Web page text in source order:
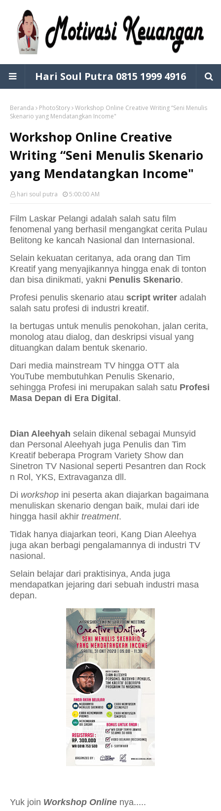
Hari Soul Putra 0815 1999 4916
Beranda PhotoStory Workshop Online Creative Writing “Seni Menulis
Skenario yang Mendatangkan Income"
Workshop Online Creative
Writing “Seni Menulis Skenario
yang Mendatangkan Income"
hari soul putra 5:00:00 AM
Film Laskar Pelangi adalah salah satu film
fenomenal yang berhasil mengangkat cerita Pulau
Belitong ke kancah Nasional dan Internasional.
Selain kekuatan ceritanya, ada orang dan Tim
Kreatif yang menyajikannya hingga enak di tonton
dan bisa dinikmati, yakni Penulis Skenario.
Profesi penulis skenario atau script writer adalah
salah satu profesi di industri kreatif.
Ia bertugas untuk menulis penokohan, jalan cerita,
monolog atau dialog, dan deskripsi visual yang
dituangkan dalam bentuk skenario.
Dari media mainstream TV hingga OTT ala
YouTube membutuhkan Penulis Skenario,
sehingga Profesi ini merupakan salah satu Profesi
Masa Depan di Era Digital .
Dian Aleehyah selain dikenal sebagai Munsyid
dan Personal Aleehyah juga Penulis dan Tim
Kreatif beberapa Program Variety Show dan
Sinetron TV Nasional seperti Pesantren dan Rock
n Rol, YKS, Extravaganza dll.
Di workshop ini peserta akan diajarkan bagaimana
menuliskan skenario dengan baik, mulai dari ide
hingga hasil akhir treatment.
Tidak hanya diajarkan teori, Kang Dian Aleehya
juga akan berbagi pengalamannya di industri TV
nasional.
Selain belajar dari praktisinya, Anda juga
mendapatkan jejaring dari sebuah industri masa
depan.
Yuk join Workshop Online nya.....